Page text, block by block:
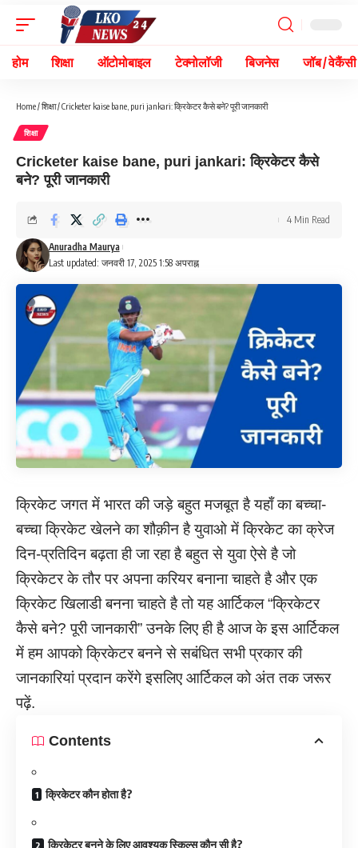
होम शिक्षा ऑटोमोबाइल टेक्नोलॉजी बिजनेस जॉब / वेकैंसी
Home/शिक्षा/Cricketer kaise bane, puri jankari: क्रिकेटर कैसे बने? पूरी जानकारी
शिक्षा
Cricketer kaise bane, puri jankari: क्रिकेटर कैसे
बने? पूरी जानकारी
Last updated: जनवरी 17, 2025 1:58 अपराह्न
Anuradha Maurya
4 Min Read
क्रिकेट जगत में भारत की जड़े बहुत मजबूत है यहाँ का बच्चा-
बच्चा क्रिकेट खेलने का शौक़ीन है युवाओ में क्रिकेट का क्रेज
दिन-प्रतिदिन बढ़ता ही जा रहा है बहुत से युवा ऐसे है जो
क्रिकेटर के तौर पर अपना करियर बनाना चाहते है और एक
क्रिकेट खिलाडी बनना चाहते है तो यह आर्टिकल “क्रिकेटर
कैसे बने? पूरी जानकारी” उनके लिए ही है आज के इस आर्टिकल
में हम आपको क्रिकेटर बनने से सबंधित सभी प्रकार की
जानकारियां प्रदान करेंगे इसलिए आर्टिकल को अंत तक जरूर
पढ़ें.
Contents
क्रिकेटर कौन होता है?
क्रिकेटर बनने के लिए आवश्यक स्किल्स कौन सी है?